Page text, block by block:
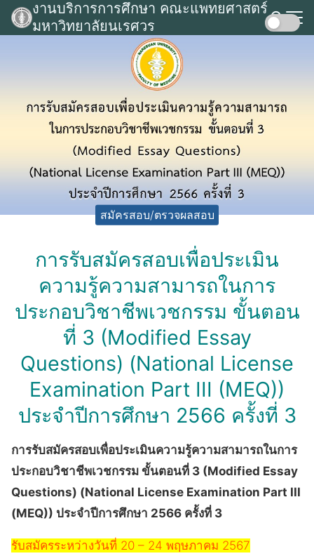
Skip
งานบริการการศึกษา คณะแพทยศาสตร์
มหาวิทยาลัยนเรศวร
สมัครสอบ/ตรวจผลสอบ
การรับสมัครสอบเพื่อประเมิน
ความรู้ความสามารถในการ
ประกอบวิชาชีพเวชกรรม ขั้นตอน
ที่ 3 (Modified Essay
Questions) (National License
Examination Part III (MEQ))
ประจำปีการศึกษา 2566 ครั้งที่ 3
การรับสมัครสอบเพื่อประเมินความรู้ความสามารถในการ
ประกอบวิชาชีพเวชกรรม ขั้นตอนที่ 3 (Modified Essay
Questions) (National License Examination Part III
(MEQ)) ประจำปีการศึกษา 2566 ครั้งที่ 3
รับสมัครระหว่างวันที่ 20 – 24 พฤษภาคม 2567